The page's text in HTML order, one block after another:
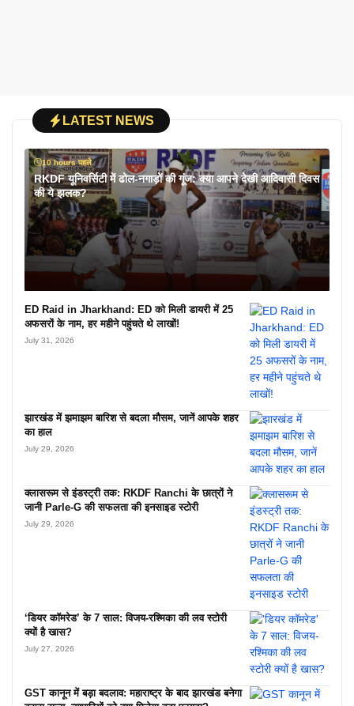
LATEST NEWS
10 hours पहले
RKDF यूनिवर्सिटी में ढोल-नगाड़ों की गूंज: क्या आपने देखी आदिवासी दिवस
की ये झलक?
ED Raid in Jharkhand: ED को मिली डायरी में 25
अफसरों के नाम, हर महीने पहुंचते थे लाखों!
July 31, 2026
झारखंड में झमाझम बारिश से बदला मौसम, जानें आपके शहर
का हाल
July 29, 2026
क्लासरूम से इंडस्ट्री तक: RKDF Ranchi के छात्रों ने
जानी Parle-G की सफलता की इनसाइड स्टोरी
July 29, 2026
‘डियर कॉमरेड’ के 7 साल: विजय-रश्मिका की लव स्टोरी
क्यों है खास?
July 27, 2026
GST कानून में बड़ा बदलाव: महाराष्ट्र के बाद झारखंड बनेगा